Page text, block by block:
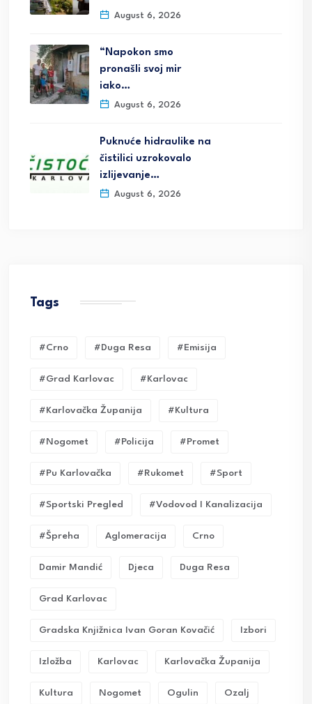
August 6, 2026
“Napokon smo
pronašli svoj mir
iako…
August 6, 2026
Puknuće hidraulike na
čistilici uzrokovalo
izlijevanje…
August 6, 2026
Tags
#crno #duga Resa #emisija
#grad Karlovac #karlovac
#karlovačka Županija #kultura
#nogomet #policija #promet
#pu Karlovačka #rukomet #sport
#sportski Pregled #vodovod I Kanalizacija
#Špreha Aglomeracija Crno
Damir Mandić Djeca Duga Resa
Grad Karlovac
Gradska Knjižnica Ivan Goran Kovačić Izbori
Izložba Karlovac Karlovačka Županija
Kultura Nogomet Ogulin Ozalj